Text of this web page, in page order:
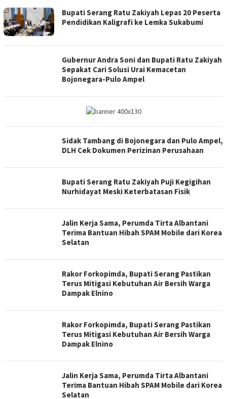
Bupati Serang Ratu Zakiyah Lepas 20 Peserta
Pendidikan Kaligrafi ke Lemka Sukabumi
Gubernur Andra Soni dan Bupati Ratu Zakiyah
Sepakat Cari Solusi Urai Kemacetan
Bojonegara-Pulo Ampel
Sidak Tambang di Bojonegara dan Pulo Ampel,
DLH Cek Dokumen Perizinan Perusahaan
Bupati Serang Ratu Zakiyah Puji Kegigihan
Nurhidayat Meski Keterbatasan Fisik
Jalin Kerja Sama, Perumda Tirta Albantani
Terima Bantuan Hibah SPAM Mobile dari Korea
Selatan
Rakor Forkopimda, Bupati Serang Pastikan
Terus Mitigasi Kebutuhan Air Bersih Warga
Dampak Elnino
Rakor Forkopimda, Bupati Serang Pastikan
Terus Mitigasi Kebutuhan Air Bersih Warga
Dampak Elnino
Jalin Kerja Sama, Perumda Tirta Albantani
Terima Bantuan Hibah SPAM Mobile dari Korea
Selatan